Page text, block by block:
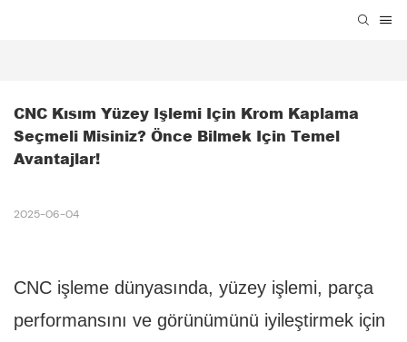
CNC Kısım Yüzey Işlemi Için Krom Kaplama
Seçmeli Misiniz? Önce Bilmek Için Temel
Avantajlar!
2025-06-04
CNC işleme dünyasında, yüzey işlemi, parça
performansını ve görünümünü iyileştirmek için